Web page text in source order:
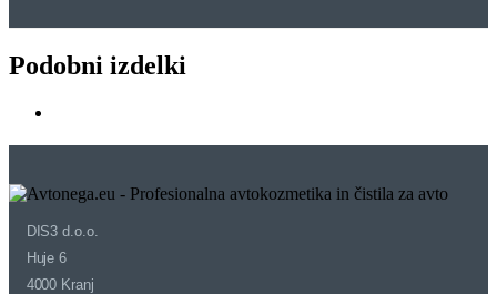
Podobni izdelki
DIS3 d.o.o.
Huje 6
4000 Kranj